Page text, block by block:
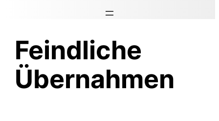
Feindliche
Übernahmen